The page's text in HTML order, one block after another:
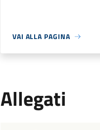
VAI ALLA PAGINA
Allegati